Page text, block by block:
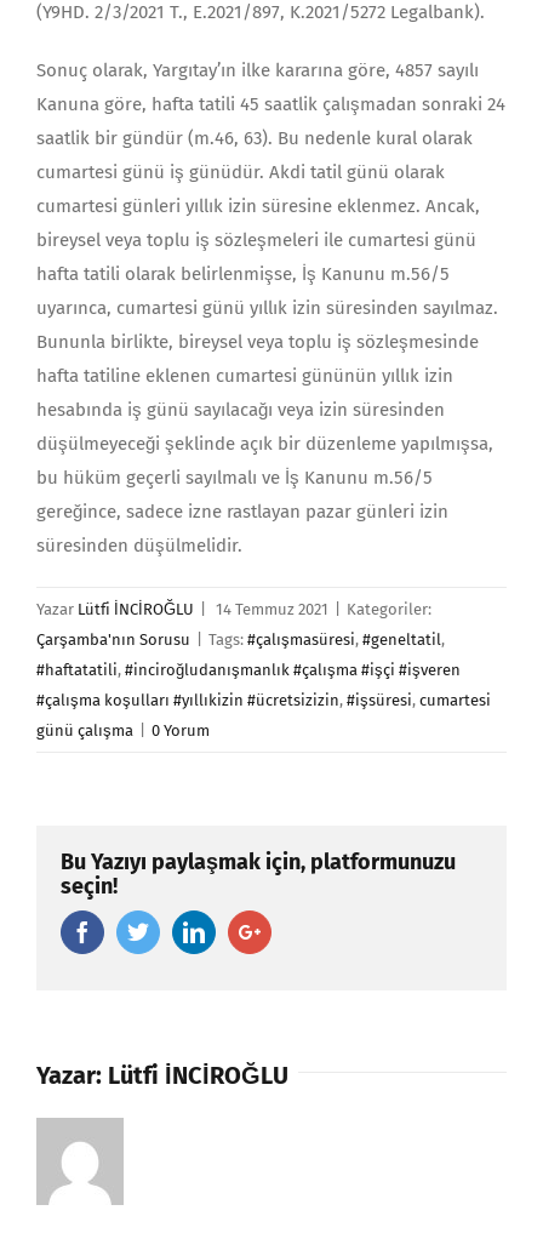
(Y9HD. 2/3/2021 T., E.2021/897, K.2021/5272 Legalbank).
Sonuç olarak, Yargıtay’ın ilke kararına göre, 4857 sayılı
Kanuna göre, hafta tatili 45 saatlik çalışmadan sonraki 24
saatlik bir gündür (m.46, 63). Bu nedenle kural olarak
cumartesi günü iş günüdür. Akdi tatil günü olarak
cumartesi günleri yıllık izin süresine eklenmez. Ancak,
bireysel veya toplu iş sözleşmeleri ile cumartesi günü
hafta tatili olarak belirlenmişse, İş Kanunu m.56/5
uyarınca, cumartesi günü yıllık izin süresinden sayılmaz.
Bununla birlikte, bireysel veya toplu iş sözleşmesinde
hafta tatiline eklenen cumartesi gününün yıllık izin
hesabında iş günü sayılacağı veya izin süresinden
düşülmeyeceği şeklinde açık bir düzenleme yapılmışsa,
bu hüküm geçerli sayılmalı ve İş Kanunu m.56/5
gereğince, sadece izne rastlayan pazar günleri izin
süresinden düşülmelidir.
Yazar Lütfi İNCİROĞLU 14 Temmuz 2021
Kategoriler:
Çarşamba'nın Sorusu
Tags: #çalışmasüresi, #geneltatil,
#haftatatili, #inciroğludanışmanlık #çalışma #işçi #işveren
#çalışma koşulları #yıllıkizin #ücretsizizin, #işsüresi, cumartesi
günü çalışma
0 Yorum
Bu Yazıyı paylaşmak için, platformunuzu
seçin!
FacebookTwitterLinkedinGoogle+
Yazar: Lütfi İNCİROĞLU